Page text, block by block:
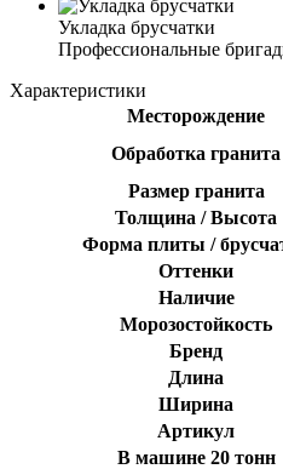
Укладка брусчатки
Профессиональные
Характеристики
Месторождение
Обработка гранита
Размер гранита
Толщина / Высота
Форма плиты /
Оттенки
Наличие
Морозостойкость
Бренд
Длина
Ширина
Артикул
В машине 20 тонн